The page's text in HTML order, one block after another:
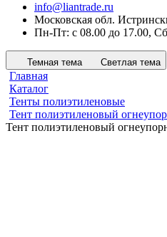
info@liantrade.ru
Московская обл.
Пн-Пт: c 08.00 до 17.00,
Темная тема Светлая тема
Главная
Каталог
Тенты полиэтиленовые
Тент полиэтиленовый
Тент полиэтиленовый